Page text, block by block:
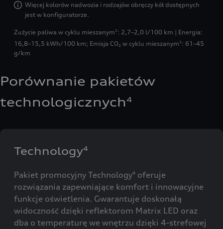
Więcej kolorów nadwozia i rodzajów obręczy kół dostępnych
jest w konfiguratorze.
Zużycie paliwa w cyklu mieszanym 3 : 2,7–2,0 l/100 km | Energia:
16,8–15,5 kWh/100 km; Emisja CO₂ w cyklu mieszanym 3 : 61–45
g/km
Porównanie pakietów
technologicznych4
Technology4
Pakiet promocyjny Technology4 oferuje
rozwiązania zapewniające komfort i innowacyjne
funkcje oświetlenia. Gwarantuje doskonałą
widoczność dzięki reflektorom Matrix LED oraz
dba o temperaturę we wnętrzu dzięki 4-strefowej